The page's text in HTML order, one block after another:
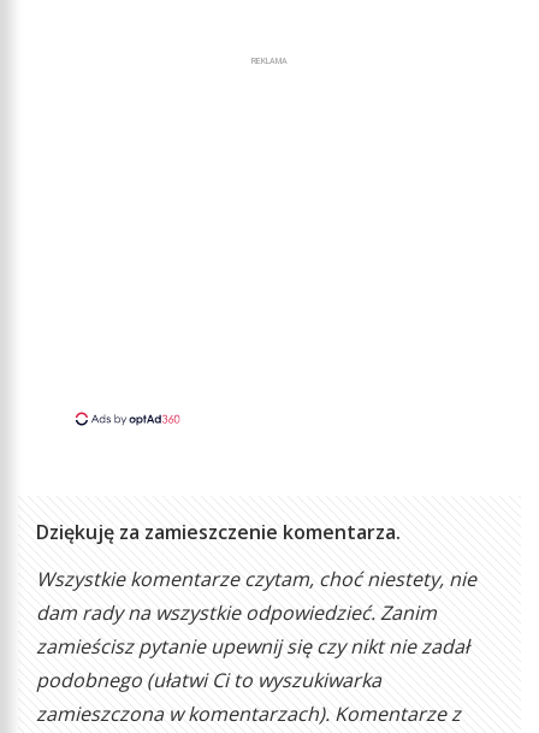
REKLAMA
Dziękuję za zamieszczenie komentarza.
Wszystkie komentarze czytam, choć niestety, nie
dam rady na wszystkie odpowiedzieć. Zanim
zamieścisz pytanie upewnij się czy nikt nie zadał
podobnego (ułatwi Ci to wyszukiwarka
zamieszczona w komentarzach). Komentarze z